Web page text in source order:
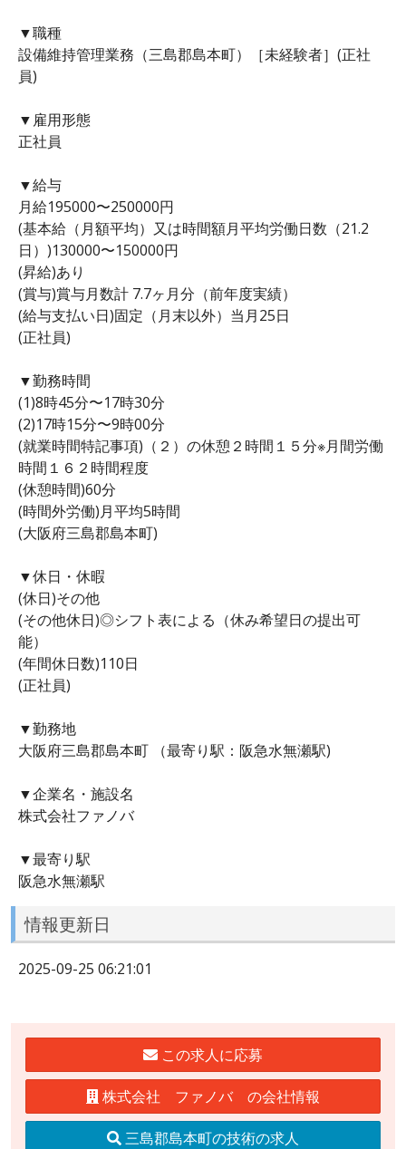
▼職種
設備維持管理業務（三島郡島本町）［未経験者］(正社
員)
▼雇用形態
正社員
▼給与
月給195000〜250000円
(基本給（月額平均）又は時間額月平均労働日数（21.2
日）)130000〜150000円
(昇給)あり
(賞与)賞与月数計 7.7ヶ月分（前年度実績）
(給与支払い日)固定（月末以外）当月25日
(正社員)
▼勤務時間
(1)8時45分〜17時30分
(2)17時15分〜9時00分
(就業時間特記事項)（２）の休憩２時間１５分※月間労働
時間１６２時間程度
(休憩時間)60分
(時間外労働)月平均5時間
(大阪府三島郡島本町)
▼休日・休暇
(休日)その他
(その他休日)◎シフト表による（休み希望日の提出可
能）
(年間休日数)110日
(正社員)
▼勤務地
大阪府三島郡島本町 （最寄り駅：阪急水無瀬駅)
▼企業名・施設名
株式会社ファノバ
▼最寄り駅
阪急水無瀬駅
情報更新日
2025-09-25 06:21:01
この求人に応募
株式会社 ファノバ の会社情報
三島郡島本町の技術の求人